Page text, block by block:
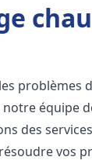
problèmes
équipe
des
vos